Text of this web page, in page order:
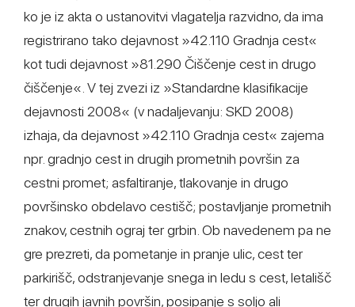
ko je iz akta o ustanovitvi vlagatelja razvidno, da ima
registrirano tako dejavnost »42.110 Gradnja cest«
kot tudi dejavnost »81.290 Čiščenje cest in drugo
čiščenje«. V tej zvezi iz »Standardne klasifikacije
dejavnosti 2008« (v nadaljevanju: SKD 2008)
izhaja, da dejavnost »42.110 Gradnja cest« zajema
npr. gradnjo cest in drugih prometnih površin za
cestni promet; asfaltiranje, tlakovanje in drugo
površinsko obdelavo cestišč; postavljanje prometnih
znakov, cestnih ograj ter grbin. Ob navedenem pa ne
gre prezreti, da pometanje in pranje ulic, cest ter
parkirišč, odstranjevanje snega in ledu s cest, letališč
ter drugih javnih površin, posipanje s soljo ali